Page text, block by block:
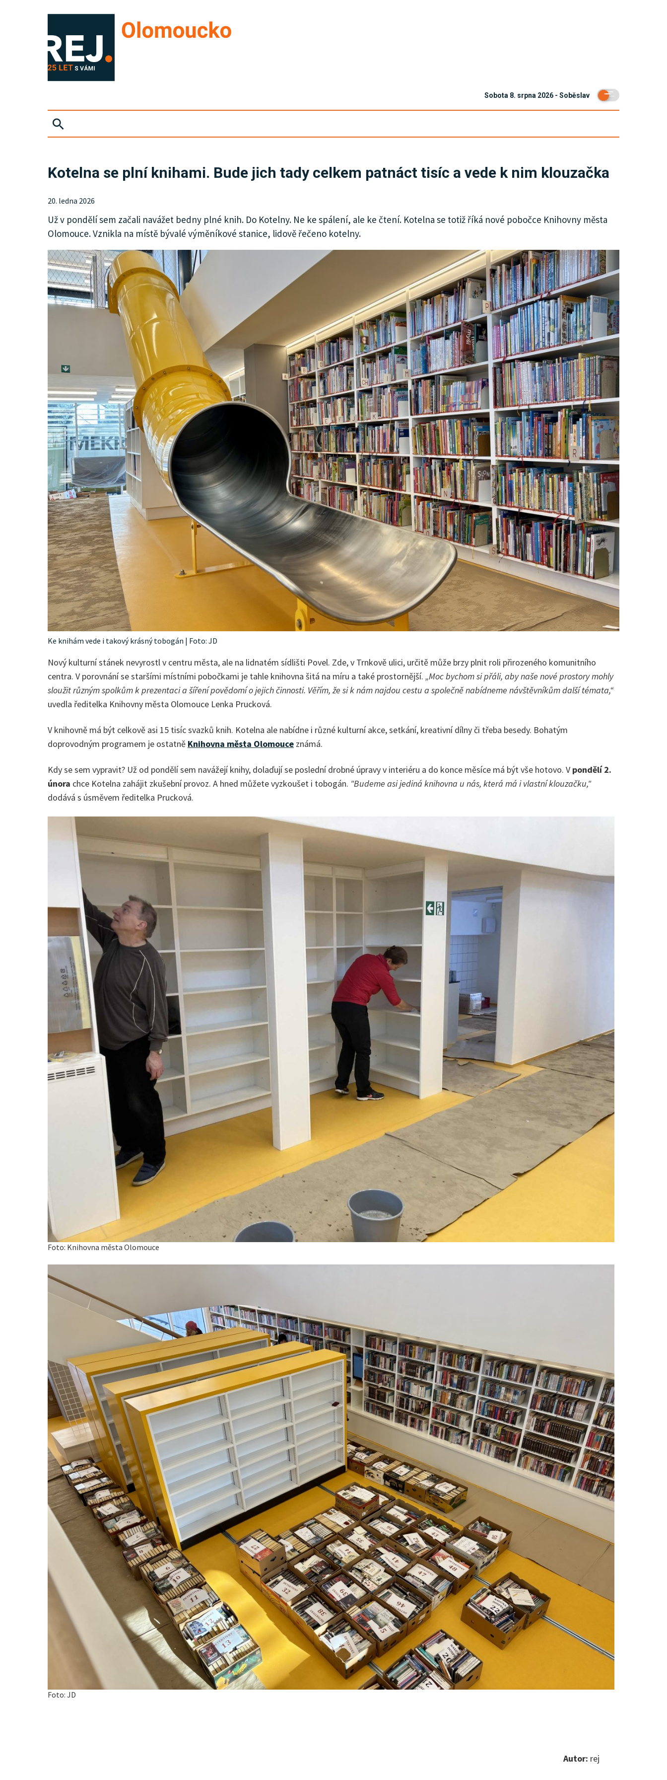
Sobota 8. srpna 2026 - Soběslav
KULTURA
SPOLEČNOST
HISTORIE
Kotelna se plní knihami. Bude jich tady celkem patnáct tisíc a vede k nim klouzačka
20. ledna 2026
Už v pondělí sem začali navážet bedny plné knih. Do Kotelny. Ne ke spálení, ale ke čtení. Kotelna se totiž říká nové pobočce Knihovny města
Olomouce. Vznikla na místě bývalé výměníkové stanice, lidově řečeno kotelny.
Ke knihám vede i takový krásný tobogán | Foto: JD
Nový kulturní stánek nevyrostl v centru města, ale na lidnatém sídlišti Povel. Zde, v Trnkově ulici, určitě může brzy plnit roli přirozeného komunitního
centra. V porovnání se staršími místními pobočkami je tahle knihovna šitá na míru a také prostornější. „Moc bychom si přáli, aby naše nové prostory mohly
sloužit různým spolkům k prezentaci a šíření povědomí o jejich činnosti. Věřím, že si k nám najdou cestu a společně nabídneme návštěvníkům další témata,“
uvedla ředitelka Knihovny města Olomouce Lenka Prucková.
V knihovně má být celkově asi 15 tisíc svazků knih. Kotelna ale nabídne i různé kulturní akce, setkání, kreativní dílny či třeba besedy. Bohatým
doprovodným programem je ostatně Knihovna města Olomouce známá.
Kdy se sem vypravit? Už od pondělí sem navážejí knihy, dolaďují se poslední drobné úpravy v interiéru a do konce měsíce má být vše hotovo. V pondělí 2.
února chce Kotelna zahájit zkušební provoz. A hned můžete vyzkoušet i tobogán. "Budeme asi jediná knihovna u nás, která má i vlastní klouzačku,"
dodává s úsměvem ředitelka Prucková.
Foto: Knihovna města Olomouce
Foto: JD
Autor: rej